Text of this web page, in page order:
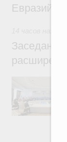
Заседание